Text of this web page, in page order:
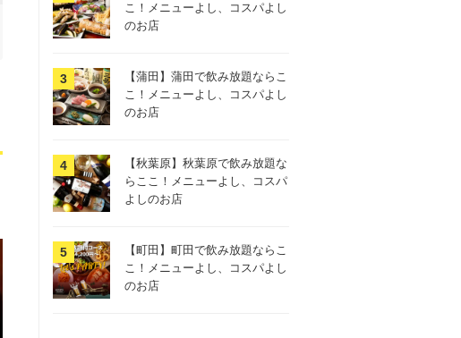
こ！メニューよし、コスパよし
のお店
【蒲田】蒲田で飲み放題ならこ
こ！メニューよし、コスパよし
のお店
【秋葉原】秋葉原で飲み放題な
らここ！メニューよし、コスパ
よしのお店
【町田】町田で飲み放題ならこ
こ！メニューよし、コスパよし
のお店